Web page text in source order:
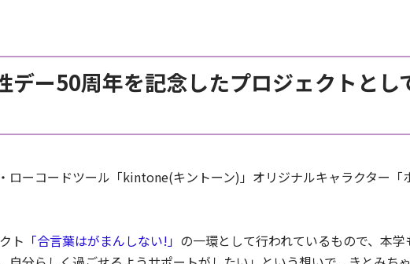
デー50周年を記念したプロジェクトとし
ローコードツール「kintone(キントーン)」オリジナルキャラクター
ト 「合言葉はがまんしない!」 の一環として行われているもので、本